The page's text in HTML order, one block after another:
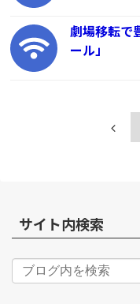
劇場移転で
ール」
サイト内検索